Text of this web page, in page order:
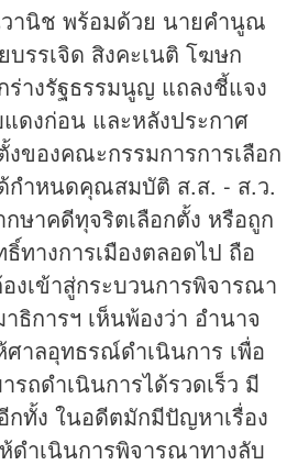
านิช พร้อมด้วย นายคำนูณ
รรเจิด สิงคะเนติ โฆษก
างรัฐธรรมนูญ แถลงชี้แจง
ดงก่อน และหลังประกาศ
งของคณะกรรมการการเลือก
กำหนดคุณสมบัติ ส.ส. - ส.ว.
ษาคดีทุจริตเลือกตั้ง หรือถูก
ทางการเมืองตลอดไป ถือ
งเข้าสู่กระบวนการพิจารณา
ธิการฯ เห็นพ้องว่า อำนาจ
าลอุทธรณ์ดำเนินการ เพื่อ
รถดำเนินการได้รวดเร็ว มี
กทั้ง ในอดีตมักมีปัญหาเรื่อง
ดำเนินการพิจารณาทางลับ